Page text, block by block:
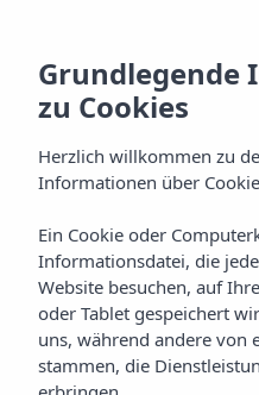
Lage
Vibra
Grundlegende
zu Cookies
Herzlich willkommen zu
Informationen über
Ein Cookie oder
Informationsdatei, die
Website besuchen, auf
oder Tablet gespeichert
uns, während andere von
stammen, die